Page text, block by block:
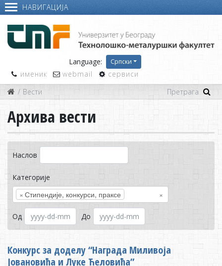
НАВИГАЦИЈА
Language: Српски
именик webmail
сервиси
Вести
Архива вести
Наслов
Категорије
×
× Стипендије, конкурси, праксе
Од До
Конкурс за доделу “Наградa Миливоја
Јовановића и Луке Ћеловића”